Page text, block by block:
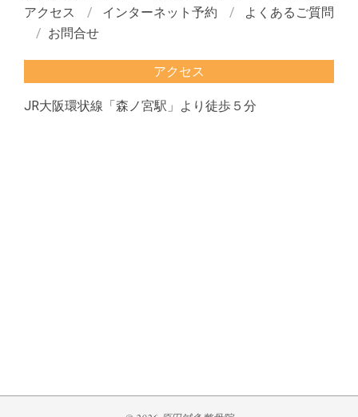
アクセス
インターネット予約
よくあるご質問
お問合せ
アクセス
JR大阪環状線「森ノ宮駅」より徒歩５分